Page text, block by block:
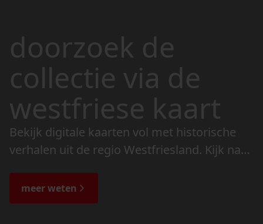
doorzoek de
collectie via de
westfriese kaart
Bekijk digitale kaarten vol met historische
verhalen uit de regio Westfriesland. Kijk naar
de bijzondere verhalen.
meer weten